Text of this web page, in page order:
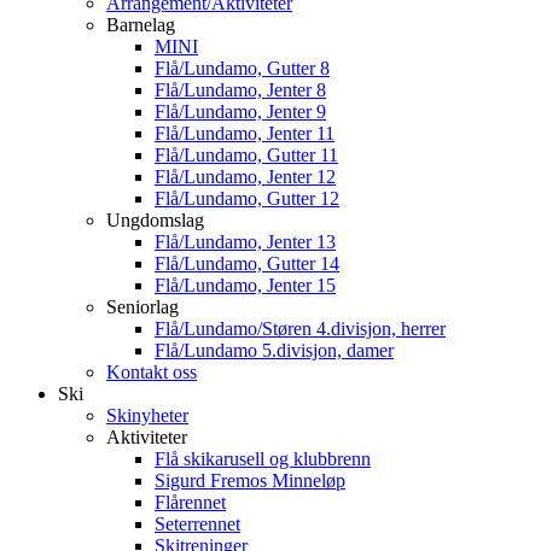
Barnelag
MINI
Flå/Lundamo, Gutter 8
Flå/Lundamo, Jenter 8
Flå/Lundamo, Jenter 9
Flå/Lundamo, Jenter 11
Flå/Lundamo, Gutter 11
Flå/Lundamo, Jenter 12
Flå/Lundamo, Gutter 12
Ungdomslag
Flå/Lundamo, Jenter 13
Flå/Lundamo, Gutter 14
Flå/Lundamo, Jenter 15
Seniorlag
Flå/Lundamo/Støren 4.divisjon, herrer
Flå/Lundamo 5.divisjon, damer
Kontakt oss
Ski
Skinyheter
Aktiviteter
Flå skikarusell og klubbrenn
Sigurd Fremos Minneløp
Flårennet
Seterrennet
Skitreninger